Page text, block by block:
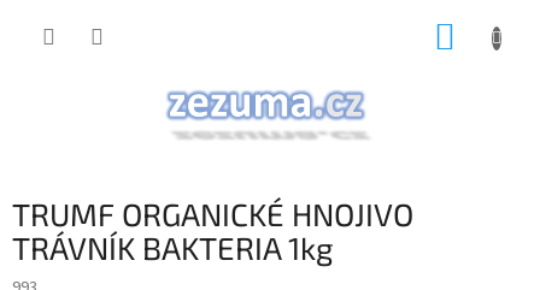
TRUMF ORGANICKÉ HNOJIVO
TRÁVNÍK BAKTERIA 1kg